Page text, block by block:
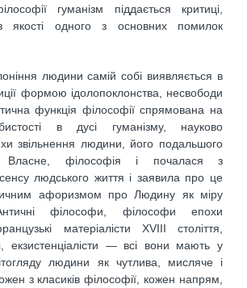
гуманізм піддається критиці,
якості одного з основних помилок
людини самій собі виявляється в
формою ідолопоклонства, несвободи
функція філософії спрямована на
в дусі гуманізму, науково
звільнення людини, його подальшого
Власне, філософія і почалася з
людського життя і заявила про це
афоризмом про Людину як міру
філософи, філософи епохи
матеріалісти XVIII століття,
екзистенціалісти — всі вони мають у
людини як чутлива, мисляче і
з класиків філософії, кожен напрям,